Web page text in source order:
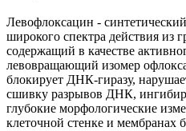
Левофлоксацин -
широкого спектра действия из
содержащий в качестве
левовращающий изомер
блокирует ДНК-гиразу,
сшивку разрывов ДНК,
глубокие морфологические
клеточной стенке и мембранах